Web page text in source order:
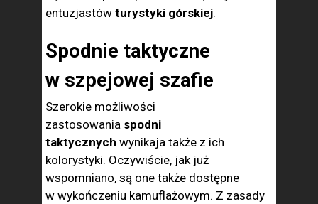
entuzjastów turystyki górskiej.
Spodnie taktyczne
w szpejowej szafie
Szerokie możliwości
zastosowania spodni
taktycznych wynikaja także z ich
kolorystyki. Oczywiście, jak już
wspomniano, są one także dostępne
w wykończeniu kamuflażowym. Z zasady